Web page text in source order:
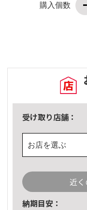
購入個数
受け取り店舗：
お店を選ぶ
近
納期目安：